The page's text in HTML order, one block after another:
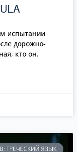
испытании
дорожно-
кто он.
ГРЕЧЕСКИЙ ЯЗЫК